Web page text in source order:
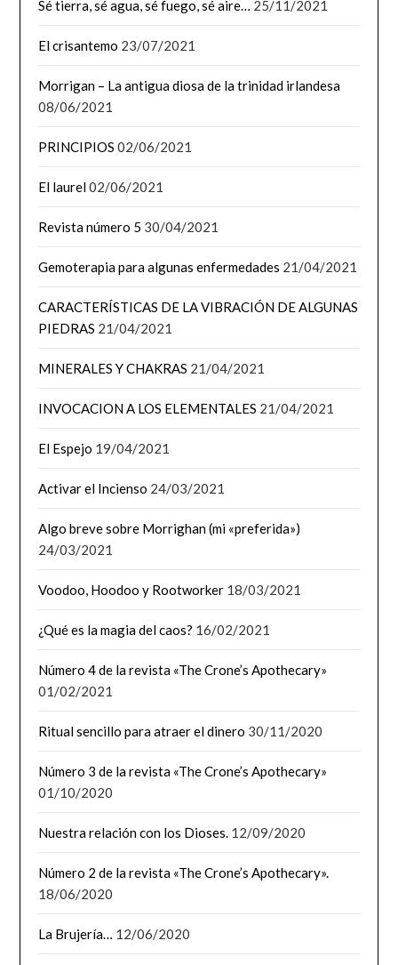
Sé tierra, sé agua, sé fuego, sé aire… 25/11/2021
El crisantemo 23/07/2021
Morrigan – La antigua diosa de la trinidad irlandesa
08/06/2021
PRINCIPIOS 02/06/2021
El laurel02/06/2021
Revista número 5 30/04/2021
Gemoterapia para algunas enfermedades 21/04/2021
CARACTERÍSTICAS DE LA VIBRACIÓN DE ALGUNAS
PIEDRAS 21/04/2021
MINERALES Y CHAKRAS 21/04/2021
INVOCACION A LOS ELEMENTALES 21/04/2021
El Espejo 19/04/2021
Activar el Incienso 24/03/2021
Algo breve sobre Morrighan (mi «preferida»)
24/03/2021
Voodoo, Hoodoo y Rootworker 18/03/2021
¿Qué es la magia del caos? 16/02/2021
Número 4 de la revista «The Crone’s Apothecary»
01/02/2021
Ritual sencillo para atraer el dinero 30/11/2020
Número 3 de la revista «The Crone’s Apothecary»
01/10/2020
Nuestra relación con los Dioses. 12/09/2020
Número 2 de la revista «The Crone’s Apothecary».
18/06/2020
La Brujería… 12/06/2020